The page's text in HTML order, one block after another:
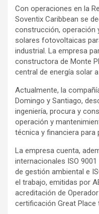
Con operaciones en la
Soventix Caribbean se
construcción, operación
solares fotovoltaicas
industrial. La empresa
constructora de Monte
central de energía solar
Actualmente, la
Domingo y Santiago,
ingeniería, procura y
operación y
técnica y financiera para
La empresa cuenta,
internacionales ISO
de gestión ambiental e
el trabajo, emitidas por
acreditación de
certificación Great Place